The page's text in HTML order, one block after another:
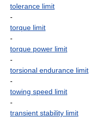
tolerance limit
-
torque limit
-
torque power limit
-
torsional endurance limit
-
towing speed limit
-
transient stability limit